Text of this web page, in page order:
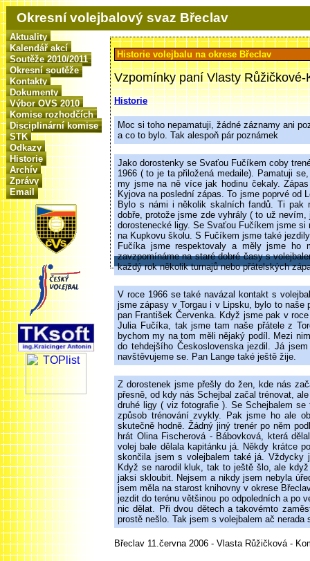
Okresní volejbalový svaz Břeclav
Aktuality
Kalendář akcí
Soutěže 2010/2011
Okresní soutěže
Kontakty
Dokumenty
Výbor OVS 2010
Komise rozhodčích
Disciplinární komise
STK
Odkazy
Historie
Archív
Zprávy
Email
Historie volejbalu na okrese Břeclav
Vzpomínky paní Vlasty Růžičkové-
Historie
Moc si toho nepamatuji, žádné záznamy ani
a co to bylo. Tak alespoň pár poznámek
Jako dorostenky se Svaťou Fučíkem coby
1966 ( to je ta přiložená medaile). Pamatuji
my jsme na ně více jak hodinu čekaly.
Kyjova na poslední zápas. To jsme poprvé od
Bylo s námi i několik skalních fandů. Ti pak
dobře, protože jsme zde vyhrály ( to už
dorostenecké ligy. Se Svaťou Fučíkem jsme
na Kupkovu školu. S Fučíkem jsme také
Fučíka jsme respektovaly a měly jsme ho
zavzpomínáme na staré dobré časy s
každý rok několik turnajů nebo přátelských
V roce 1966 se také navázal kontakt s
jsme zápasy v Torgau i v Lipsku, bylo to
pan František Červenka. Když jsme pak v
Julia Fučíka, tak jsme tam naše přátele z
bychom my na tom měli nějaký podíl. Mezi
do tehdejšího Československa jezdil. Já
navštěvujeme se. Pan Lange také ještě žije.
Z dorostenek jsme přešly do žen, kde nás
přesně, od kdy nás Schejbal začal trénovat,
druhé ligy ( viz fotografie ). Se Schejbalem
způsob trénování zvykly. Pak jsme ho ale
skutečně hodně. Žádný jiný trenér po něm
hrát Olina Fischerová - Bábovková, která
volej bale dělala kapitánku já. Někdy krátce
skončila jsem s volejbalem také já. Vždycky
Když se narodil kluk, tak to ještě šlo, ale
jaksi skloubit. Nejsem a nikdy jsem nebyla
jsem měla na starost knihovny v okrese
jezdit do terénu většinou po odpoledních a po
nic dělat. Při dvou dětech a takovémto
prostě nešlo. Tak jsem s volejbalem ač nerada
Břeclav 11.června 2006 - Vlasta Růžičková -